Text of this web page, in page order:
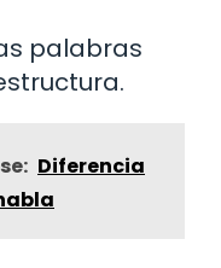
palabras
Diferencia